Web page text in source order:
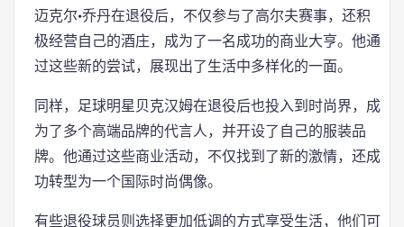
迈克尔·乔丹在退役后，不仅参与了高尔夫赛事，还积
极经营自己的酒庄，成为了一名成功的商业大亨。他通
过这些新的尝试，展现出了生活中多样化的一面。
同样，足球明星贝克汉姆在退役后也投入到时尚界，成
为了多个高端品牌的代言人，并开设了自己的服装品
牌。他通过这些商业活动，不仅找到了新的激情，还成
功转型为一个国际时尚偶像。
有些退役球员则选择更加低调的方式享受生活，他们可